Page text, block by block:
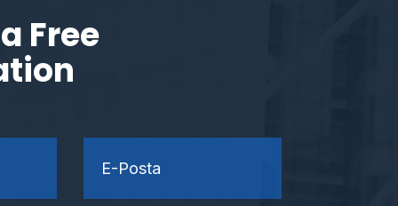
Free